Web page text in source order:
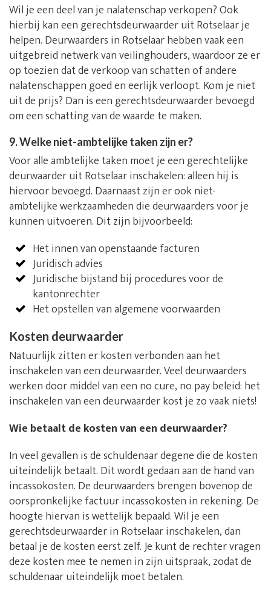
Wil je een deel van je nalatenschap verkopen? Ook
hierbij kan een gerechtsdeurwaarder uit Rotselaar je
helpen. Deurwaarders in Rotselaar hebben vaak een
uitgebreid netwerk van veilinghouders, waardoor ze er
op toezien dat de verkoop van schatten of andere
nalatenschappen goed en eerlijk verloopt. Kom je niet
uit de prijs? Dan is een gerechtsdeurwaarder bevoegd
om een schatting van de waarde te maken.
9. Welke niet-ambtelijke taken zijn er?
Voor alle ambtelijke taken moet je een gerechtelijke
deurwaarder uit Rotselaar inschakelen: alleen hij is
hiervoor bevoegd. Daarnaast zijn er ook niet-
ambtelijke werkzaamheden die deurwaarders voor je
kunnen uitvoeren. Dit zijn bijvoorbeeld:
Het innen van openstaande facturen
Juridisch advies
Juridische bijstand bij procedures voor de
kantonrechter
Het opstellen van algemene voorwaarden
Kosten deurwaarder
Natuurlijk zitten er kosten verbonden aan het
inschakelen van een deurwaarder. Veel deurwaarders
werken door middel van een no cure, no pay beleid: het
inschakelen van een deurwaarder kost je zo vaak niets!
Wie betaalt de kosten van een deurwaarder?
In veel gevallen is de schuldenaar degene die de kosten
uiteindelijk betaalt. Dit wordt gedaan aan de hand van
incassokosten. De deurwaarders brengen bovenop de
oorspronkelijke factuur incassokosten in rekening. De
hoogte hiervan is wettelijk bepaald. Wil je een
gerechtsdeurwaarder in Rotselaar inschakelen, dan
betaal je de kosten eerst zelf. Je kunt de rechter vragen
deze kosten mee te nemen in zijn uitspraak, zodat de
schuldenaar uiteindelijk moet betalen.